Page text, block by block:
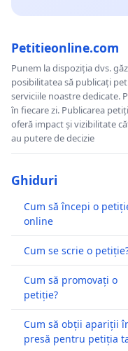
Petitieonline.com
Punem la dispoziția dvs.
posibilitatea să publicați
serviciile noastre dedicate.
în fiecare zi. Publicarea
oferă impact și vizibilitate
au putere de decizie
Ghiduri
Cum să începi o
online
Cum se scrie o
Cum să promovați o
petiție?
Cum să obții apariții
presă pentru petiția